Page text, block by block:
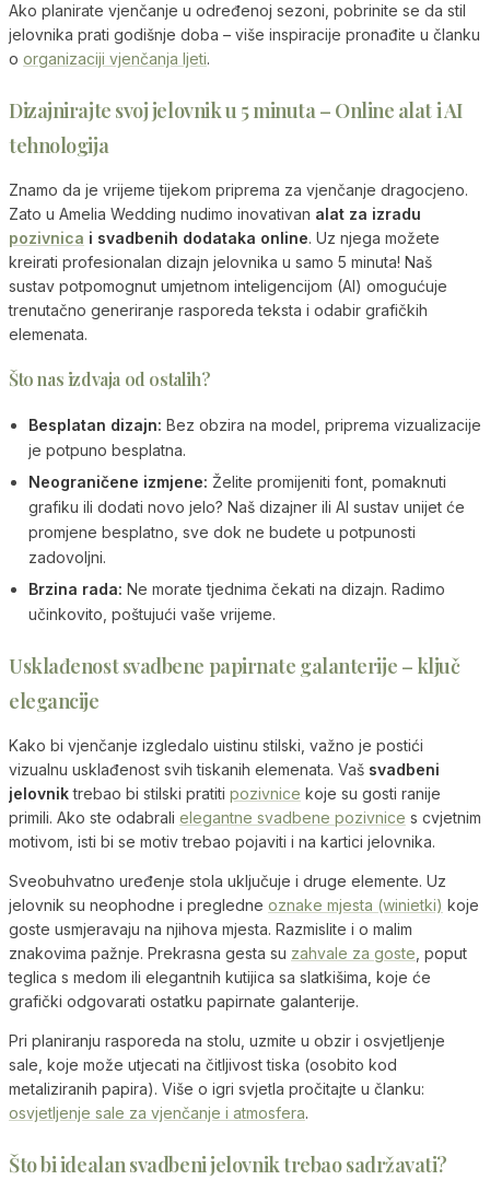
Ako planirate vjenčanje u određenoj sezoni, pobrinite se da stil
jelovnika prati godišnje doba – više inspiracije pronađite u članku
o organizaciji vjenčanja ljeti.
Dizajnirajte svoj jelovnik u 5 minuta – Online alat i AI
tehnologija
Znamo da je vrijeme tijekom priprema za vjenčanje dragocjeno.
Zato u Amelia Wedding nudimo inovativan alat za izradu
pozivnica i svadbenih dodataka online. Uz njega možete
kreirati profesionalan dizajn jelovnika u samo 5 minuta! Naš
sustav potpomognut umjetnom inteligencijom (AI) omogućuje
trenutačno generiranje rasporeda teksta i odabir grafičkih
elemenata.
Što nas izdvaja od ostalih?
Besplatan dizajn: Bez obzira na model, priprema vizualizacije
je potpuno besplatna.
Neograničene izmjene: Želite promijeniti font, pomaknuti
grafiku ili dodati novo jelo? Naš dizajner ili AI sustav unijet će
promjene besplatno, sve dok ne budete u potpunosti
zadovoljni.
Brzina rada: Ne morate tjednima čekati na dizajn. Radimo
učinkovito, poštujući vaše vrijeme.
Usklađenost svadbene papirnate galanterije – ključ
elegancije
Kako bi vjenčanje izgledalo uistinu stilski, važno je postići
vizualnu usklađenost svih tiskanih elemenata. Vaš svadbeni
jelovniktrebao bi stilski pratiti pozivnice koje su gosti ranije
primili. Ako ste odabrali elegantne svadbene pozivnice s cvjetnim
motivom, isti bi se motiv trebao pojaviti i na kartici jelovnika.
Sveobuhvatno uređenje stola uključuje i druge elemente. Uz
jelovnik su neophodne i pregledne oznake mjesta (winietki) koje
goste usmjeravaju na njihova mjesta. Razmislite i o malim
znakovima pažnje. Prekrasna gesta su zahvale za goste , poput
teglica s medom ili elegantnih kutijica sa slatkišima, koje će
grafički odgovarati ostatku papirnate galanterije.
Pri planiranju rasporeda na stolu, uzmite u obzir i osvjetljenje
sale, koje može utjecati na čitljivost tiska (osobito kod
metaliziranih papira). Više o igri svjetla pročitajte u članku:
osvjetljenje sale za vjenčanje i atmosfera.
Što bi idealan svadbeni jelovnik trebao sadržavati?